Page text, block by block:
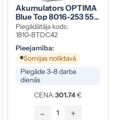
Akumulators OPTIMA
Blue Top 8016-253 55
Ah
Piegādātāja kods:
1810-BTDC42
Pieejamība:
Somijas noliktavā
Piegāde 3–8 darba
dienās
CENA:301.74€
- +